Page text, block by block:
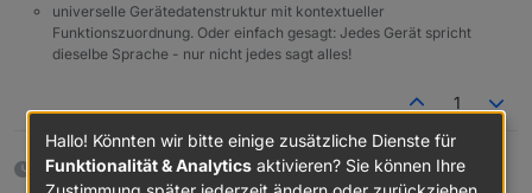
universelle Gerätedatenstruktur mit kontextueller
Funktionszuordnung. Oder einfach gesagt: Jedes Gerät spricht
dieselbe Sprache - nur nicht jedes sagt alles!
1
9 Tagen später
Hallo! Könnten wir bitte einige zusätzliche Dienste für
Funktionalität & Analytics aktivieren? Sie können Ihre